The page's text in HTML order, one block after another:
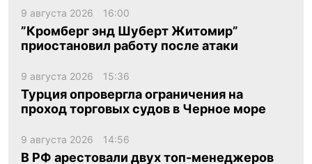
9 августа 2026 16:00
”Кромберг энд Шуберт Житомир”
приостановил работу после атаки
9 августа 2026 15:36
Турция опровергла ограничения на
проход торговых судов в Черное море
9 августа 2026 14:56
В РФ арестовали двух топ-менеджеров